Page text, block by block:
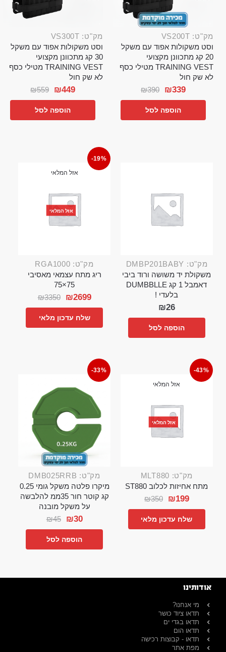
מק"ט: VS200T
וסט משקולות אפוד עם משקל
20 קג מתכוונן מקצועי
TRAINING VEST מטילי כסף
לא שק חול
₪390 ₪339
הוספה לסל
מק"ט: VS300T
וסט משקולות אפוד עם משקל
30 קג מתכוונן מקצועי
TRAINING VEST מטילי כסף
לא שק חול
₪559 ₪449
הוספה לסל
מק"ט: DMBP201BABY
משקולת יד משושה ורוד ביבי
דאמבל 1 קג DUMBBLLE
בלעדי !
₪26
הוספה לסל
-19%
אזל המלאי
אזל המלאי
מק"ט: RGA1000
ריג מתח עצמאי מאסיבי
75×75
₪3350 ₪2699
שלח עדכון מלאי
-43%
אזל המלאי
אזל המלאי
מק"ט: MLT880
מתח אחיזות לכלוב ST880
₪350 ₪199
שלח עדכון מלאי
-33%
מק"ט: DMB025RRB
מיקרו פלטה משקל גומי 0.25
קג קוטר חור 35ממ להלבשה
על משקל מובנה
₪45 ₪30
הוספה לסל
אודותינו
מי אנחנו?
תדאו ציוד כושר
תדאו בגדי ים
תדאו הום
תדאו - קבוצות רכישה
מפת אתר